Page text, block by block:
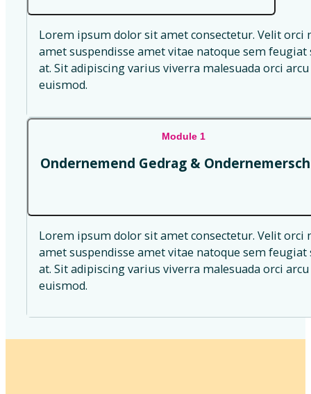
Lorem ipsum dolor sit amet consectetur. Velit
amet suspendisse amet vitae natoque sem
at. Sit adipiscing varius viverra malesuada orci
euismod.
Module 1
Ondernemend Gedrag &
Lorem ipsum dolor sit amet consectetur. Velit
amet suspendisse amet vitae natoque sem
at. Sit adipiscing varius viverra malesuada orci
euismod.